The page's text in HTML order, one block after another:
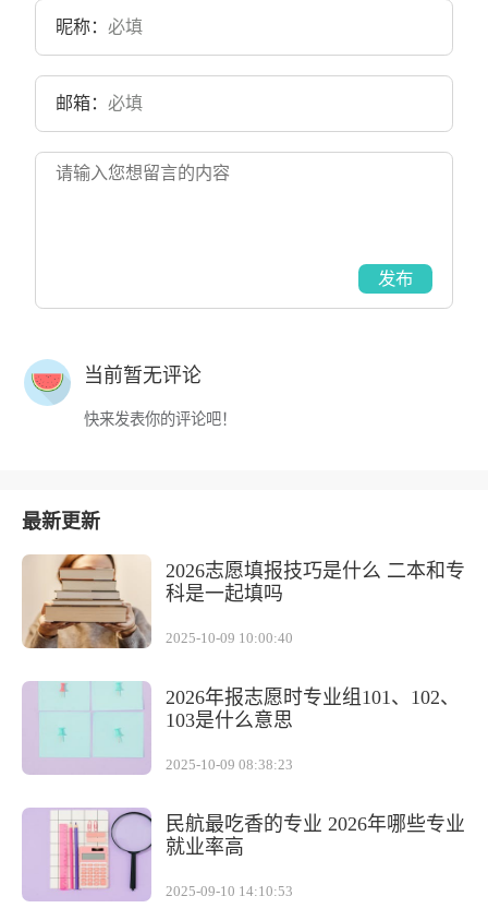
昵称：
邮箱：
发布
当前暂无评论
快来发表你的评论吧！
最新更新
2026志愿填报技巧是什么 二本和专
科是一起填吗
2025-10-09 10:00:40
2026年报志愿时专业组101、102、
103是什么意思
2025-10-09 08:38:23
民航最吃香的专业 2026年哪些专业
就业率高
2025-09-10 14:10:53